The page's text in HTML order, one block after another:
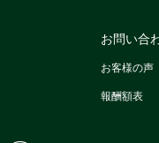
お客様の声
報酬額表